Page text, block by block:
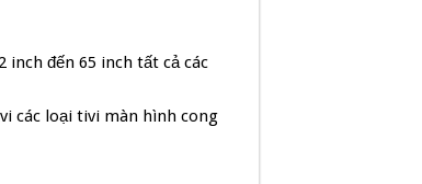
inch đến 65 inch tất cả các
các loại tivi màn hình cong